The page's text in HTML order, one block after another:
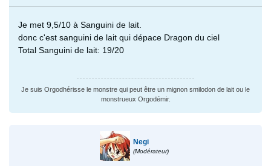
Je met 9,5/10 à Sanguini de lait.
donc c'est sanguini de lait qui dépace Dragon du ciel
Total Sanguini de lait: 19/20
Je suis Orgodhérisse le monstre qui peut être un mignon smilodon de lait ou le
monstrueux Orgodémir.
Negi
(Modérateur)